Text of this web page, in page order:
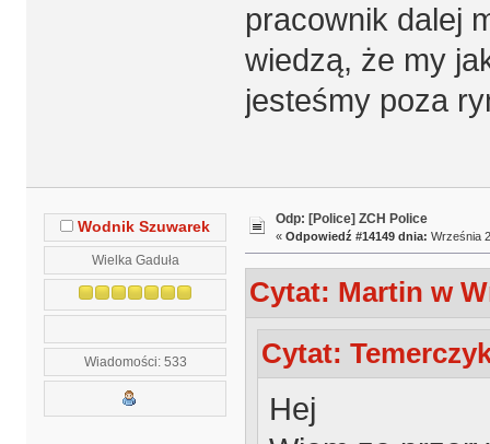
pracownik dalej
wiedzą, że my
jesteśmy poza
Wodnik Szuwarek
Wielka Gaduła
Wiadomości: 533
Odp: [Police] ZCH Police
« Odpowiedź #14149 dnia: Września
Cytat: Martin w
Cytat:
Hej